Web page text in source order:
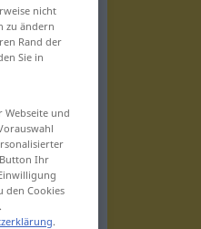
nicht
zu ändern
Rand der
Sie in
und
Ihr
den Cookies
.